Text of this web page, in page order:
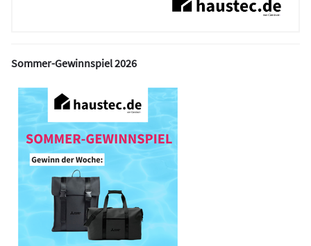
Sommer-Gewinnspiel 2026